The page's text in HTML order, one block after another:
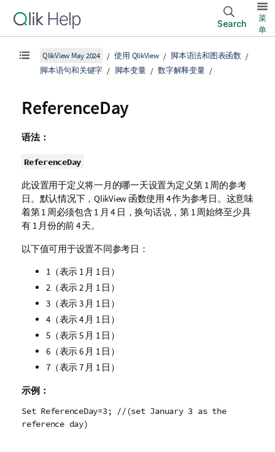
Search
菜
单
QlikView May 2024 使用 QlikView
脚本语法和图表函数
脚本语句和关键字
脚本变量 数字解释变量
ReferenceDay
语法：
ReferenceDay
此设置用于定义将一月的哪一天设置为定义第 1 周的参考
日。默认情况下，QlikView 函数使用 4 作为参考日。这意味
着第 1 周必须包含 1 月 4 日，换句话说，第 1 周始终至少具
有 1 月份的前 4 天。
以下值可用于设置不同参考日：
1（表示 1 月 1 日）
2（表示 2 月 1 日）
3（表示 3 月 1 日）
4（表示 4 月 1 日）
5（表示 5 月 1 日）
6（表示 6 月 1 日）
7（表示 7 月 1 日）
示例：
Set ReferenceDay=3; //(set January 3 as the
reference day)